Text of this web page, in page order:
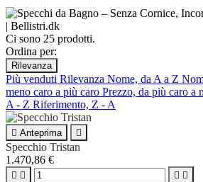
Ci sono 25 prodotti.
Ordina per:
Rilevanza
Più venduti Rilevanza Nome, da A a Z
meno caro a più caro Prezzo, da più caro a
A - Z Riferimento, Z - A
 Anteprima 
Specchio Tristan
1.470,86 €
   